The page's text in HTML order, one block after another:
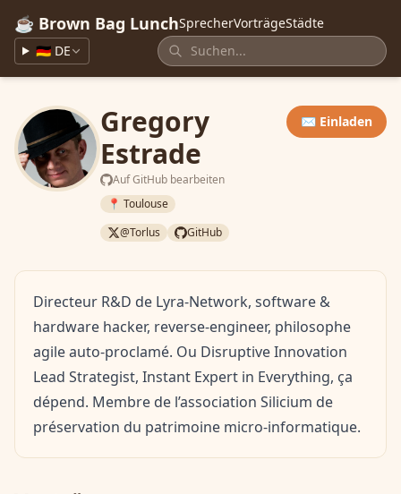
☕ Brown Bag LunchSprecherVorträgeStädte
🇩🇪 DE
Gregory
Estrade
Auf GitHub bearbeiten
✉️ Einladen
📍 Toulouse
@Torlus
GitHub
Directeur R&D de Lyra-Network, software &
hardware hacker, reverse-engineer, philosophe
agile auto-proclamé. Ou Disruptive Innovation
Lead Strategist, Instant Expert in Everything, ça
dépend. Membre de l’association Silicium de
préservation du patrimoine micro-informatique.